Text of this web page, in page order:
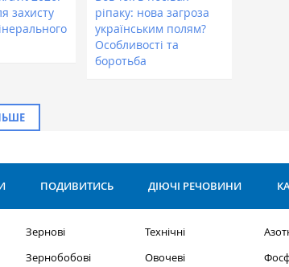
захисту
ріпаку: нова загроза
українським полям?
Особливості та
боротьба
ПОДИВИТИСЬ ДІЮЧІ РЕЧОВИНИ
Зернові
Зернобобові
Технічні
Овочеві